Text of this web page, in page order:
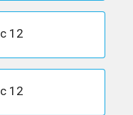
12
12